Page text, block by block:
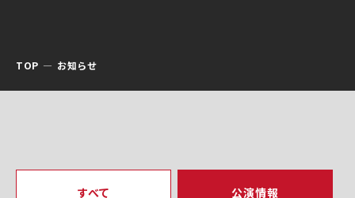
TOP お知らせ
すべて 公演情報